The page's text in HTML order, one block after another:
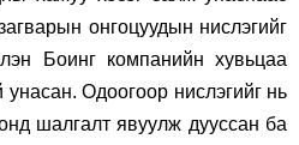
онгоцуудын нислэгийг
Боинг компанийн хувьцаа
унасан. Одоогоор нислэгийг нь
шалгалт явуулж дууссан ба